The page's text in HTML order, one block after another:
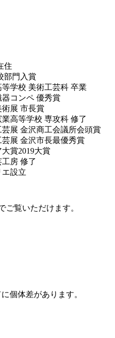
住
部門入賞
学校 美術工芸科 卒業
コンペ 優秀賞
展 市長賞
高等学校 専攻科 修了
展 金沢商工会議所会頭賞
展 金沢市長最優秀賞
賞2019大賞
房 修了
設立
ご覧いただけます。
個体差があります。